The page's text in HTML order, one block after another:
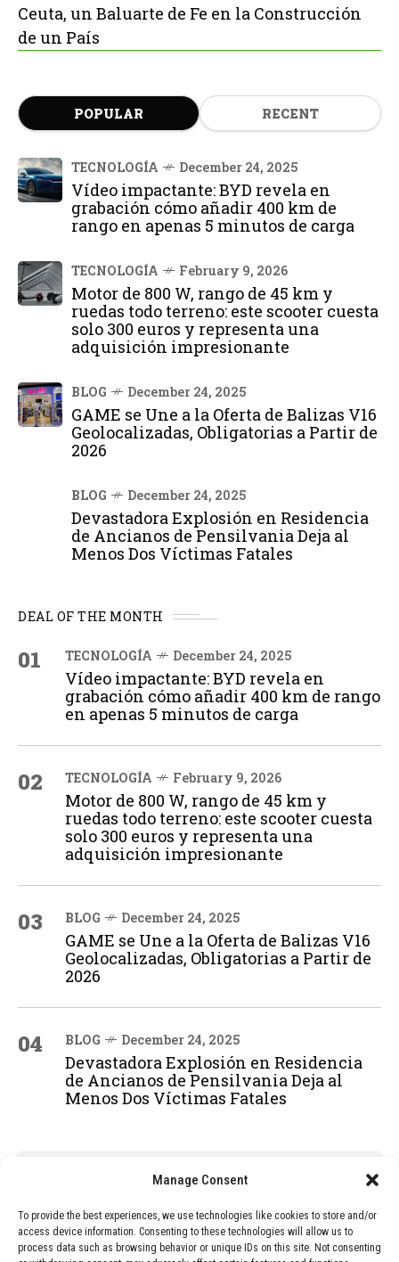
Manage Consent
To provide the best experiences, we use technologies like cookies to store and/or
access device information. Consenting to these technologies will allow us to
process data such as browsing behavior or unique IDs on this site. Not consenting
Ceuta, un Baluarte de Fe en la Construcción
de un País
POPULAR RECENT
TECNOLOGÍA December 24, 2025
Vídeo impactante: BYD revela en
grabación cómo añadir 400 km de
rango en apenas 5 minutos de carga
TECNOLOGÍA February 9, 2026
Motor de 800 W, rango de 45 km y
ruedas todo terreno: este scooter cuesta
solo 300 euros y representa una
adquisición impresionante
BLOG December 24, 2025
GAME se Une a la Oferta de Balizas V16
Geolocalizadas, Obligatorias a Partir de
2026
BLOG December 24, 2025
Devastadora Explosión en Residencia
de Ancianos de Pensilvania Deja al
Menos Dos Víctimas Fatales
DEAL OF THE MONTH
01 TECNOLOGÍA December 24, 2025
Vídeo impactante: BYD revela en
grabación cómo añadir 400 km de rango
en apenas 5 minutos de carga
02 TECNOLOGÍA February 9, 2026
Motor de 800 W, rango de 45 km y
ruedas todo terreno: este scooter cuesta
solo 300 euros y representa una
adquisición impresionante
03 BLOG December 24, 2025
GAME se Une a la Oferta de Balizas V16
Geolocalizadas, Obligatorias a Partir de
2026
04 BLOG December 24, 2025
Devastadora Explosión en Residencia
de Ancianos de Pensilvania Deja al
Menos Dos Víctimas Fatales